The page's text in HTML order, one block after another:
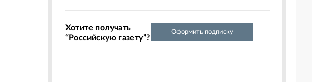
Хотите получать
“Российскую газету”?
Оформить подписку